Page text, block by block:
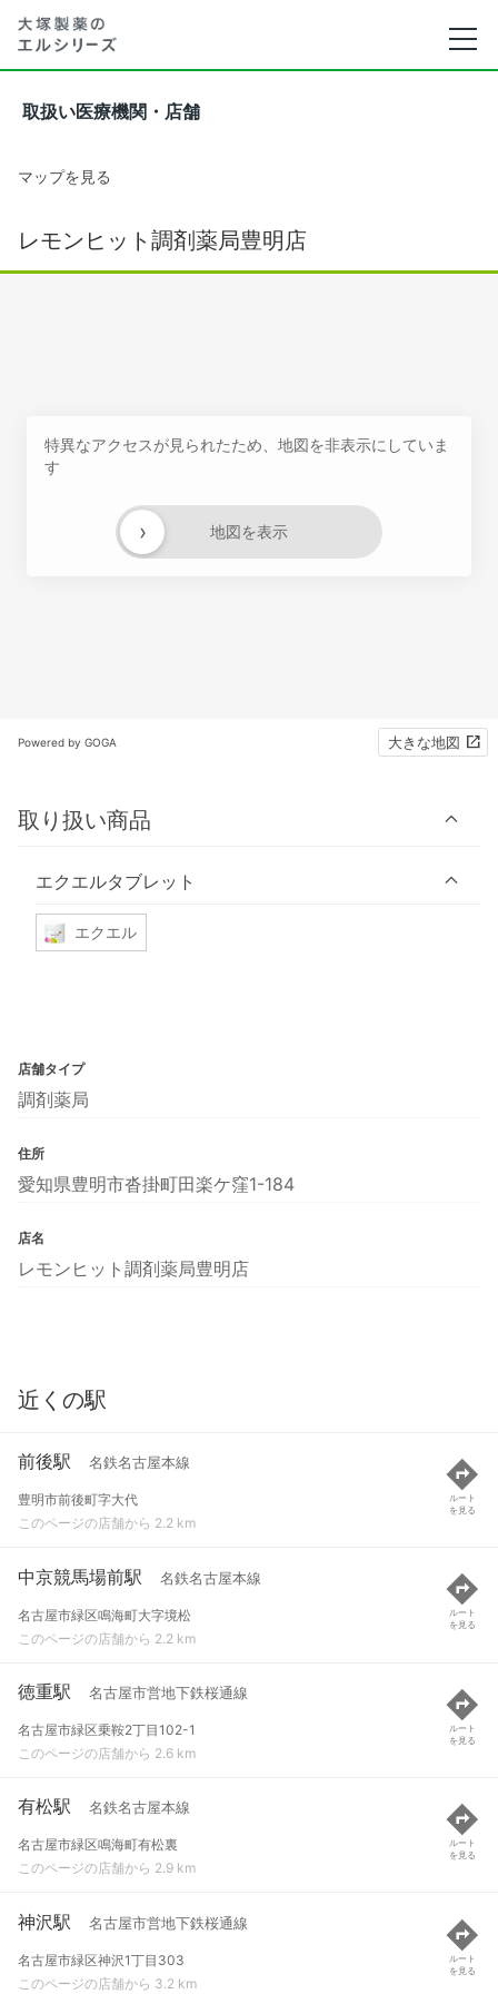
取扱い医療機関・店舗
マップを見る
レモンヒット調剤薬局豊明店
特異なアクセスが見られたため、地図を非表示にしていま
す
地図を表示
›
Powered by GOGA 大きな地図
取り扱い商品
エクエルタブレット
エクエル
店舗タイプ
調剤薬局
住所
愛知県豊明市沓掛町田楽ケ窪1-184
店名
レモンヒット調剤薬局豊明店
近くの駅
前後駅 名鉄名古屋本線
豊明市前後町字大代
このページの店舗から 2.2 km
ルート
を見る
中京競馬場前駅 名鉄名古屋本線
名古屋市緑区鳴海町大字境松
このページの店舗から 2.2 km
ルート
を見る
徳重駅 名古屋市営地下鉄桜通線
名古屋市緑区乗鞍2丁目102-1
このページの店舗から 2.6 km
ルート
を見る
有松駅 名鉄名古屋本線
名古屋市緑区鳴海町有松裏
このページの店舗から 2.9 km
ルート
を見る
神沢駅 名古屋市営地下鉄桜通線
名古屋市緑区神沢1丁目303
このページの店舗から 3.2 km
ルート
を見る